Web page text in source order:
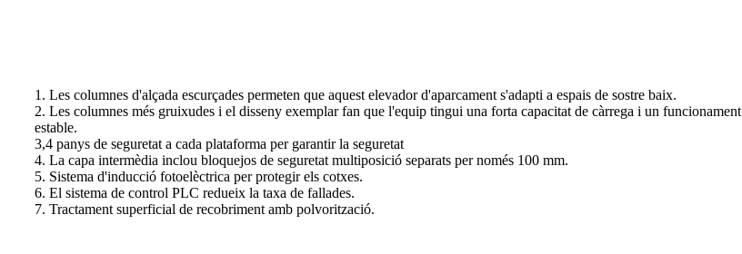
1. Les columnes d'alçada escurçades permeten que aquest elevador d'aparcament s'adapti a espais de sostre baix.
2. Les columnes més gruixudes i el disseny exemplar fan que l'equip tingui una forta capacitat de càrrega i un funcionament
estable.
3,4 panys de seguretat a cada plataforma per garantir la seguretat
4. La capa intermèdia inclou bloquejos de seguretat multiposició separats per només 100 mm.
5. Sistema d'inducció fotoelèctrica per protegir els cotxes.
6. El sistema de control PLC redueix la taxa de fallades.
7. Tractament superficial de recobriment amb polvorització.